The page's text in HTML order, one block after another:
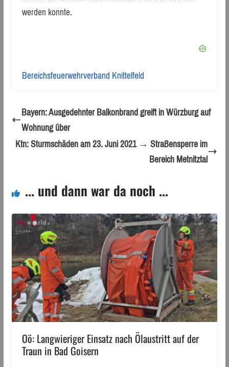
werden konnte.
Bereichsfeuerwehrverband Knittelfeld
Bayern: Ausgedehnter Balkonbrand greift in Würzburg auf
Wohnung über
Ktn: Sturmschäden am 23. Juni 2021 → Straßensperre im
Bereich Metnitztal
... und dann war da noch ...
Oö: Langwieriger Einsatz nach Ölaustritt auf der
Traun in Bad Goisern